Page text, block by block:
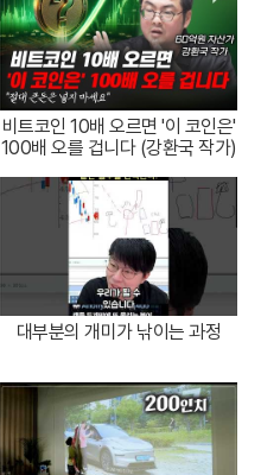
기
비트코인 10배 오르면 '이 코인은'
100배 오를 겁니다 (강환국 작가)
대부분의 개미가 낚이는 과정